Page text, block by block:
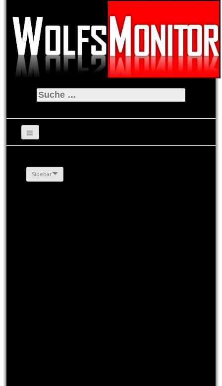
Suche
nach:
Sidebar